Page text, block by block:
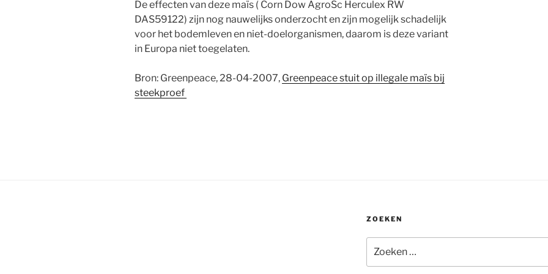
De effecten van deze maïs ( Corn Dow AgroSc Herculex RW
DAS59122) zijn nog nauwelijks onderzocht en zijn mogelijk schadelijk
voor het bodemleven en niet-doelorganismen, daarom is deze variant
in Europa niet toegelaten.
Bron: Greenpeace, 28-04-2007, Greenpeace stuit op illegale maïs bij
steekproef
ZOEKEN
naar: